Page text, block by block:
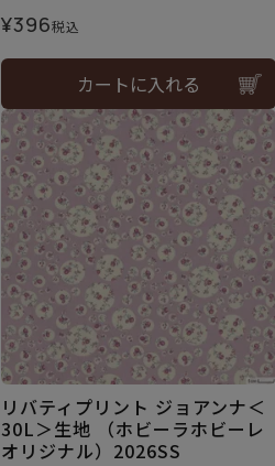
¥396税込
カートに入れる
リバティプリント ジョアンナ＜
30L＞生地 （ホビーラホビーレ
オリジナル）2026SS